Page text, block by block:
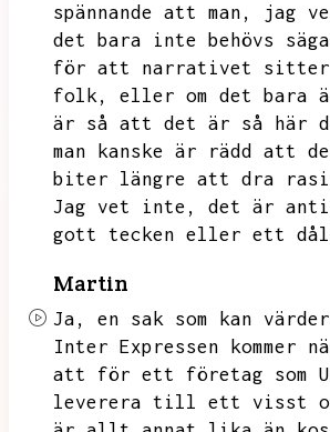
spännande att man,
jag
det bara inte behövs
för att narrativet
folk,
eller om det bara
är så att det är så här
man kanske är rädd att
biter längre att dra
Jag vet inte,
det är
gott tecken eller ett
Martin
Ja, en sak som kan
Inter Expressen kommer
att för ett företag som
leverera till ett visst